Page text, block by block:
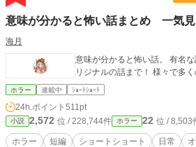
意味が分かると怖い話まとめ 一気
海月
意味が分かると怖い話。 有名
リジナルの話まで！ 様々で多
ホラー 連載中 ｼｮｰﾄｼｮｰﾄ
24h.ポイント 511pt
小説 2,572 位 / 228,744件 ホラー 22 位 / 8,503
ホラー 短編 ショートショート 日常